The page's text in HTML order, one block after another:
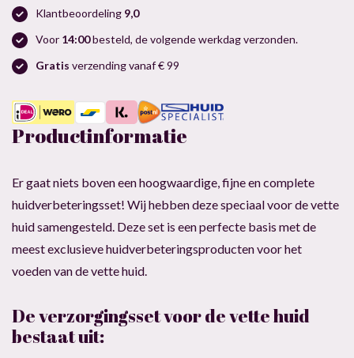
aantalKlantbeoordeling 9,0
Voor 14:00besteld, de volgende werkdag verzonden.
Gratis verzending vanaf € 99
Productinformatie
Er gaat niets boven een hoogwaardige, fijne en complete
huidverbeteringsset! Wij hebben deze speciaal voor de vette
huid samengesteld. Deze set is een perfecte basis met de
meest exclusieve huidverbeteringsproducten voor het
voeden van de vette huid.
De verzorgingsset voor de vette huid
bestaat uit: